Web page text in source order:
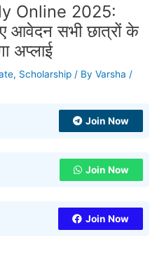
Online 2025:
आवेदन सभी छात्रों के
अप्लाई
, Scholarship / ByVarsha /
Join Now
Join Now
Join Now